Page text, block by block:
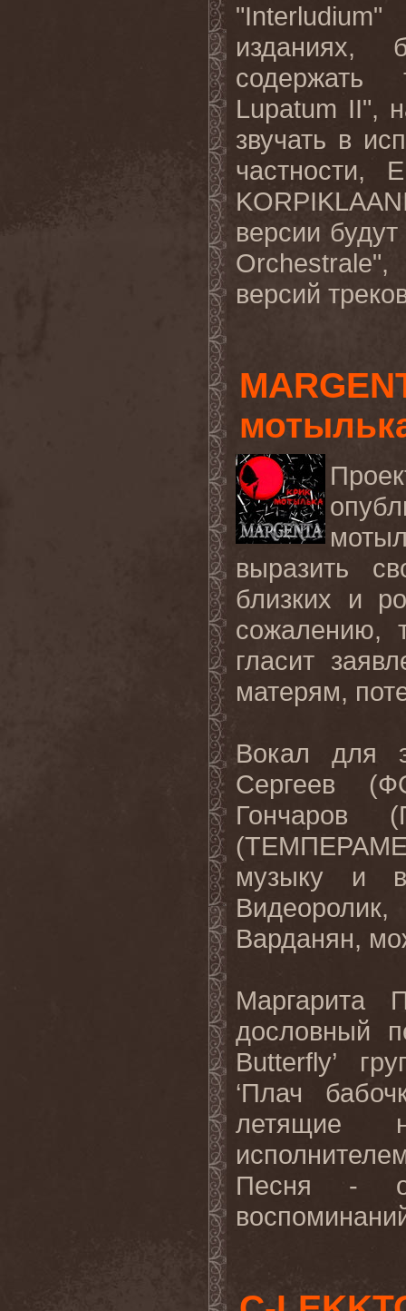
"Interludium"
изданиях,
Lupatum II",
звучать в
частности,
версии
Orchestrale",
версий
выразить
близких и
сожалению,
гласит
матерям,
Вокал для
Сергеев
музыку и
Варданян,
Маргарита
дословный
Butterfly’
‘Плач
летящие
Песня -